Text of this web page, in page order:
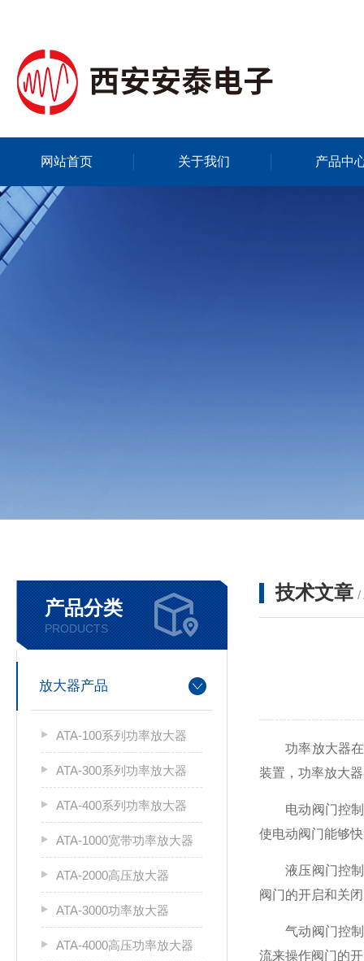
网站首页 关于我们 产品中
产品分类
PRODUCTS
放大器产品
ATA-100系列功率放大器
ATA-300系列功率放大器
ATA-400系列功率放大器
ATA-1000宽带功率放大器
ATA-2000高压放大器
ATA-3000功率放大器
ATA-4000高压功率放大器
技术文章 /
功率放大器在
装置，功率放大
电动阀门控制
使电动阀门能够
液压阀门控制
阀门的开启和关
气动阀门控制
流来操作阀门的